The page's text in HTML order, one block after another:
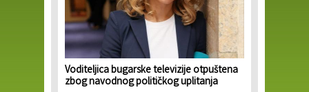
Voditeljica bugarske televizije otpuštena
zbog navodnog političkog uplitanja